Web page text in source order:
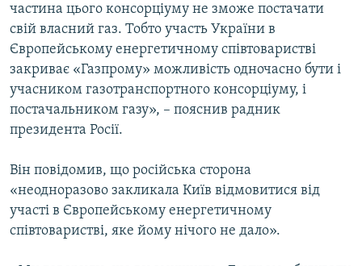
частина цього консорціуму не зможе постачати
свій власний газ. Тобто участь України в
Європейському енергетичному співтоваристві
закриває «Газпрому» можливість одночасно бути і
учасником газотранспортного консорціуму, і
постачальником газу», – пояснив радник
президента Росії.
Він повідомив, що російська сторона
«неодноразово закликала Київ відмовитися від
участі в Європейському енергетичному
співтоваристві, яке йому нічого не дало».